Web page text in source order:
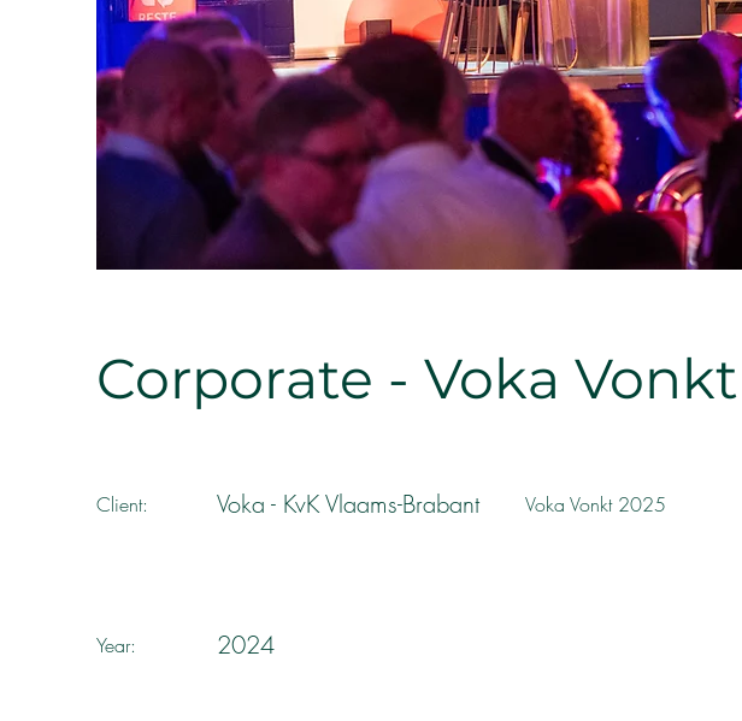
Corporate - Voka Vonkt
Client: Voka - KvK Vlaams-Brabant Voka Vonkt 2025
Year: 2024